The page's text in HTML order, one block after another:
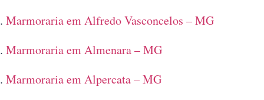
Marmoraria em Alfredo Vasconcelos – MG
Marmoraria em Almenara – MG
Marmoraria em Alpercata – MG